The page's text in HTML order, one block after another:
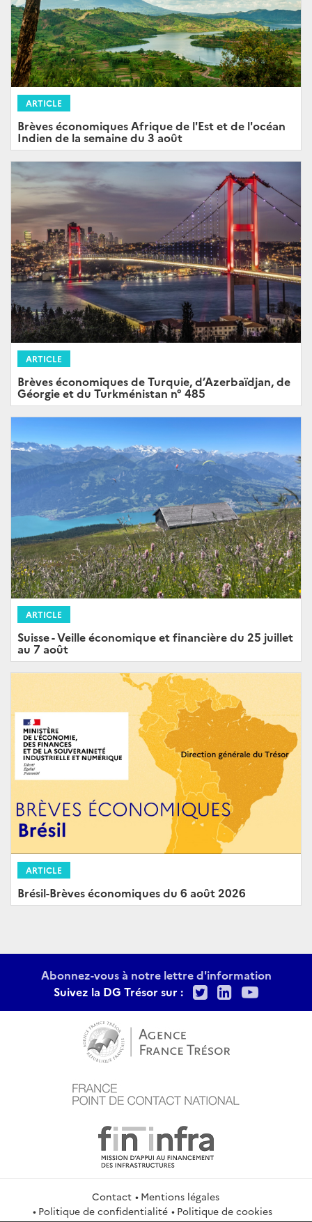
ARTICLE
Brèves économiques Afrique de l'Est et de l'océan
Indien de la semaine du 3 août
ARTICLE
Brèves économiques de Turquie, d’Azerbaïdjan, de
Géorgie et du Turkménistan n° 485
ARTICLE
Suisse - Veille économique et financière du 25 juillet
au 7 août
ARTICLE
Brésil-Brèves économiques du 6 août 2026
Abonnez-vous à notre lettre d'information
Suivez la DG Trésor sur :
TwitterLinkedIn
Contact
Mentions légales
Politique de confidentialité
Politique de cookies